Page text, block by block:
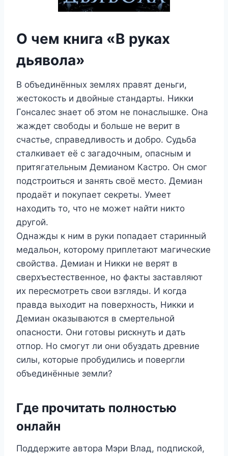
О чем книга «В руках
дьявола»
В объединённых землях правят деньги,
жестокость и двойные стандарты. Никки
Гонсалес знает об этом не понаслышке. Она
жаждет свободы и больше не верит в
счастье, справедливость и добро. Судьба
сталкивает её с загадочным, опасным и
притягательным Демианом Кастро. Он смог
подстроиться и занять своё место. Демиан
продаёт и покупает секреты. Умеет
находить то, что не может найти никто
другой.
Однажды к ним в руки попадает старинный
медальон, которому приплетают магические
свойства. Демиан и Никки не верят в
сверхъестественное, но факты заставляют
их пересмотреть свои взгляды. И когда
правда выходит на поверхность, Никки и
Демиан оказываются в смертельной
опасности. Они готовы рискнуть и дать
отпор. Но смогут ли они обуздать древние
силы, которые пробудились и повергли
объединённые земли?
Где прочитать полностью
онлайн
Поддержите автора Мэри Влад, подпиской,